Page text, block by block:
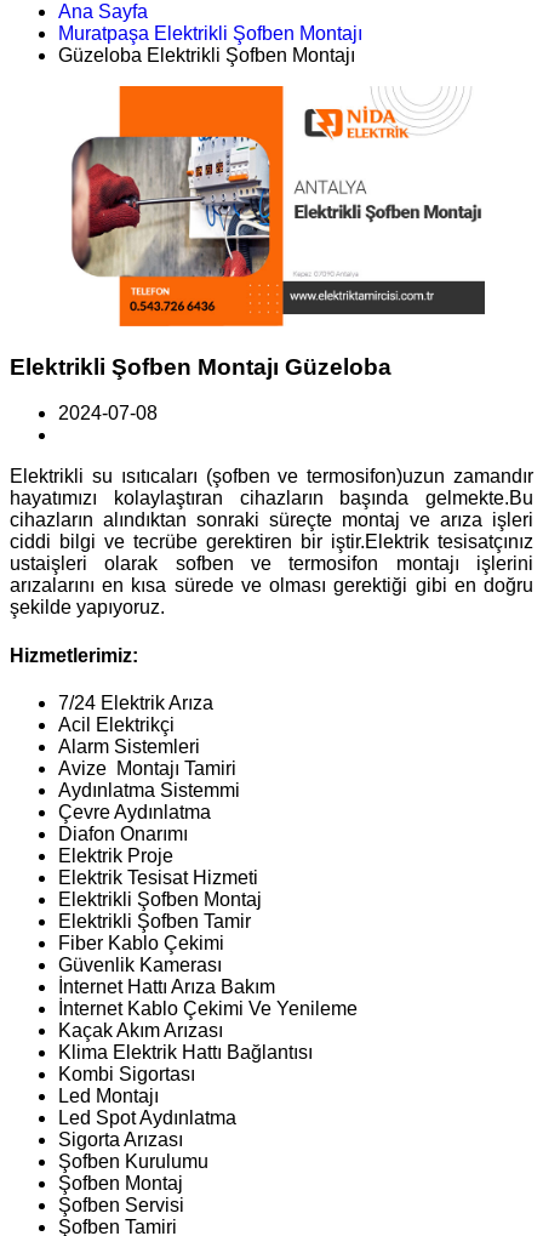
Ana Sayfa
Muratpaşa Elektrikli Şofben Montajı
Güzeloba Elektrikli Şofben Montajı
Elektrikli Şofben Montajı Güzeloba
2024-07-08
Elektrikli su ısıtıcaları (şofben ve termosifon)uzun zamandır
hayatımızı kolaylaştıran cihazların başında gelmekte.Bu
cihazların alındıktan sonraki süreçte montaj ve arıza işleri
ciddi bilgi ve tecrübe gerektiren bir iştir.Elektrik tesisatçınız
ustaişleri olarak sofben ve termosifon montajı işlerini
arızalarını en kısa sürede ve olması gerektiği gibi en doğru
şekilde yapıyoruz.
Hizmetlerimiz:
7/24 Elektrik Arıza
Acil Elektrikçi
Alarm Sistemleri
Avize Montajı Tamiri
Aydınlatma Sistemmi
Çevre Aydınlatma
Diafon Onarımı
Elektrik Proje
Elektrik Tesisat Hizmeti
Elektrikli Şofben Montaj
Elektrikli Şofben Tamir
Fiber Kablo Çekimi
Güvenlik Kamerası
İnternet Hattı Arıza Bakım
İnternet Kablo Çekimi Ve Yenileme
Kaçak Akım Arızası
Klima Elektrik Hattı Bağlantısı
Kombi Sigortası
Led Montajı
Led Spot Aydınlatma
Sigorta Arızası
Şofben Kurulumu
Şofben Montaj
Şofben Servisi
Şofben Tamiri